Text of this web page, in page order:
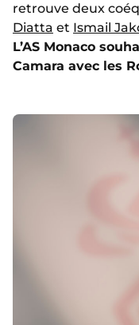
retrouve deux
Diatta et Ismail
L’AS Monaco
Camara avec les